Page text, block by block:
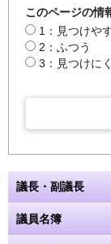
このページの情
1：見つけや
2：ふつう
3：見つけに
議長・副議長
議員名簿